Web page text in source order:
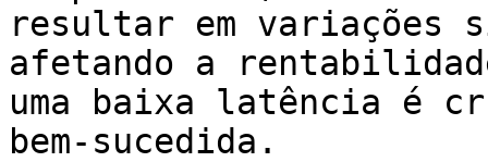
resultar em variações
afetando a
uma baixa latência é
bem-sucedida.